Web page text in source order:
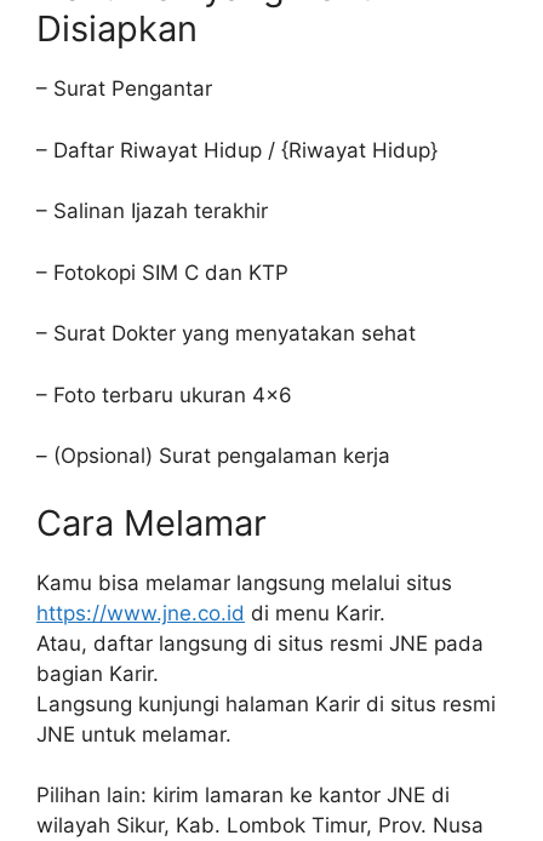
Disiapkan
– Surat Pengantar
– Daftar Riwayat Hidup / {Riwayat Hidup}
– Salinan Ijazah terakhir
– Fotokopi SIM C dan KTP
– Surat Dokter yang menyatakan sehat
– Foto terbaru ukuran 4×6
– (Opsional) Surat pengalaman kerja
Cara Melamar
Kamu bisa melamar langsung melalui situs
https://www.jne.co.id di menu Karir.
Atau, daftar langsung di situs resmi JNE pada
bagian Karir.
Langsung kunjungi halaman Karir di situs resmi
JNE untuk melamar.
Pilihan lain: kirim lamaran ke kantor JNE di
wilayah Sikur, Kab. Lombok Timur, Prov. Nusa